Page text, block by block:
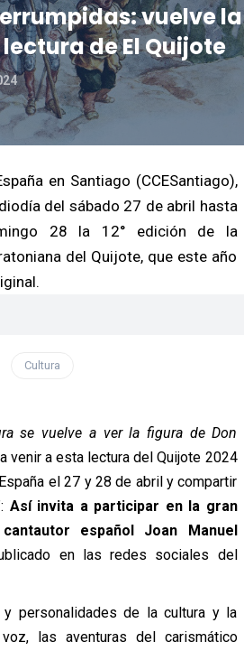
vuelve la
de El Quijote
en Santiago (CCESantiago),
del sábado 27 de abril hasta
28 la 12° edición de la
del Quijote, que este año
Cultura
se vuelve a ver la figura de Don
venir a esta lectura del Quijote 2024
el 27 y 28 de abril y compartir
Así invita a participar en la gran
español Joan Manuel
en las redes sociales del
y personalidades de la cultura y la
las aventuras del carismático